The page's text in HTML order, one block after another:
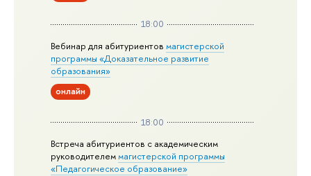
18:00
Вебинар для абитуриентовмагистерской
программы «Доказательное развитие
образования»
онлайн
18:00
Встреча абитуриентов с академическим
руководителеммагистерской программы
«Педагогическое образование»